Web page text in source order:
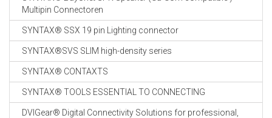
Multipin Connectoren
SYNTAX® SSX 19 pin Lighting connector
SYNTAX®SVS SLIM high-density series
SYNTAX® CONTAXTS
SYNTAX® TOOLS ESSENTIAL TO CONNECTING
DVIGear® Digital Connectivity Solutions for professional,